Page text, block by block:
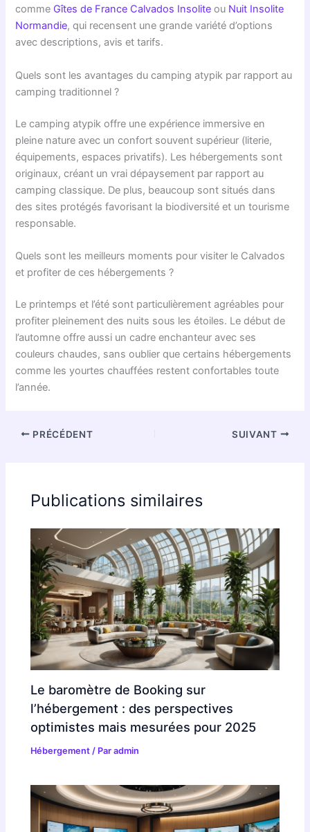
comme Gîtes de France Calvados Insolite ou Nuit Insolite
Normandie, qui recensent une grande variété d’options
avec descriptions, avis et tarifs.
Quels sont les avantages du camping atypik par rapport au
camping traditionnel ?
Le camping atypik offre une expérience immersive en
pleine nature avec un confort souvent supérieur (literie,
équipements, espaces privatifs). Les hébergements sont
originaux, créant un vrai dépaysement par rapport au
camping classique. De plus, beaucoup sont situés dans
des sites protégés favorisant la biodiversité et un tourisme
responsable.
Quels sont les meilleurs moments pour visiter le Calvados
et profiter de ces hébergements ?
Le printemps et l’été sont particulièrement agréables pour
profiter pleinement des nuits sous les étoiles. Le début de
l’automne offre aussi un cadre enchanteur avec ses
couleurs chaudes, sans oublier que certains hébergements
comme les yourtes chauffées restent confortables toute
l’année.
PRÉCÉDENT SUIVANT
Publications similaires
Le baromètre de Booking sur
l’hébergement : des perspectives
optimistes mais mesurées pour 2025
Hébergement / Paradmin